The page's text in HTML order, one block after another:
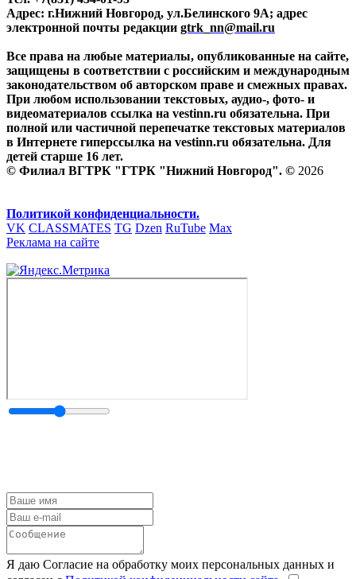
Адрес: г.Нижний Новгород, ул.Белинского 9А; адрес
электронной почты редакции gtrk_nn@mail.ru
Все права на любые материалы, опубликованные на сайте,
защищены в соответствии с российским и международным
законодательством об авторском праве и смежных правах.
При любом использовании текстовых, аудио-, фото- и
видеоматериалов ссылка на vestinn.ru обязательна. При
полной или частичной перепечатке текстовых материалов
в Интернете гиперссылка на vestinn.ru обязательна. Для
детей старше 16 лет.
© Филиал ВГТРК "ГТРК "Нижний Новгород". © 2026
Политикой конфиденциальности.
VK CLASSMATES TG Dzen RuTube Max
Реклама на сайте
Я даю Согласие на обработку моих персональных данных и